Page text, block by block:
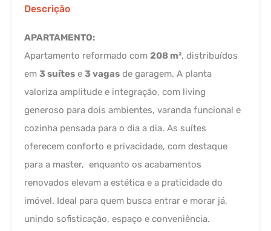
Descrição
APARTAMENTO:
Apartamento reformado com 208 m², distribuídos
em 3 suítes e 3 vagas de garagem. A planta
valoriza amplitude e integração, com living
generoso para dois ambientes, varanda funcional e
cozinha pensada para o dia a dia. As suítes
oferecem conforto e privacidade, com destaque
para a master, enquanto os acabamentos
renovados elevam a estética e a praticidade do
imóvel. Ideal para quem busca entrar e morar já,
unindo sofisticação, espaço e conveniência.